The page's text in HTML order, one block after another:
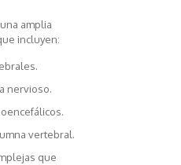
amplia
incluyen:
nervioso.
vertebral.
que